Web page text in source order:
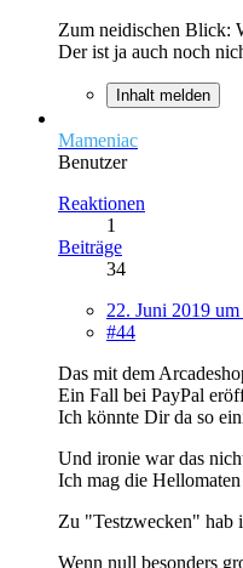
Zum neidischen Blick:
Der ist ja auch noch
Inhalt melden
Mameniac
Benutzer
Reaktionen
1
Beiträge
34
22. Juni 2019
#44
Das mit dem
Ein Fall bei PayPal
Ich könnte Dir da so
Und ironie war das
Ich mag die
Zu "Testzwecken" hab
Wenn null besonders